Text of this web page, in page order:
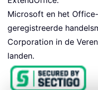
Microsoft en het
geregistreerde
Corporation in de
landen.